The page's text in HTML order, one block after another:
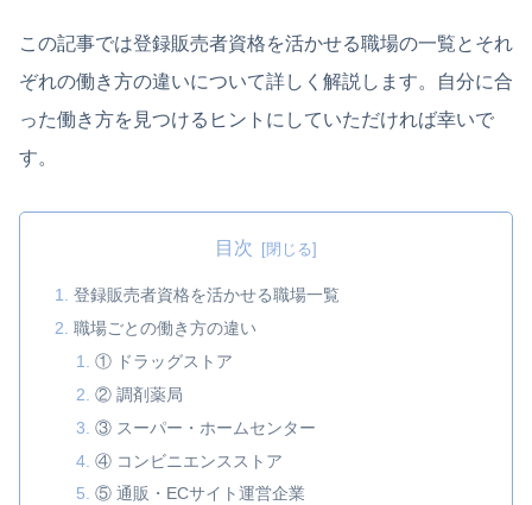
この記事では登録販売者資格を活かせる職場の一覧とそれ
ぞれの働き方の違いについて詳しく解説します。自分に合
った働き方を見つけるヒントにしていただければ幸いで
す。
目次
登録販売者資格を活かせる職場一覧
職場ごとの働き方の違い
① ドラッグストア
② 調剤薬局
③ スーパー・ホームセンター
④ コンビニエンスストア
⑤ 通販・ECサイト運営企業